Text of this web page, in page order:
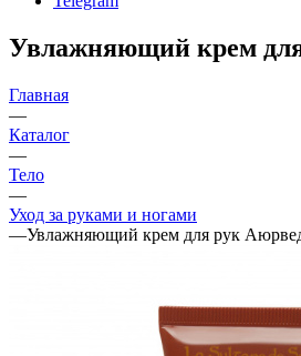
Увлажняющий крем
Главная
—
Каталог
—
Тело
—
Уход за руками и ногами
—Увлажняющий крем для рук